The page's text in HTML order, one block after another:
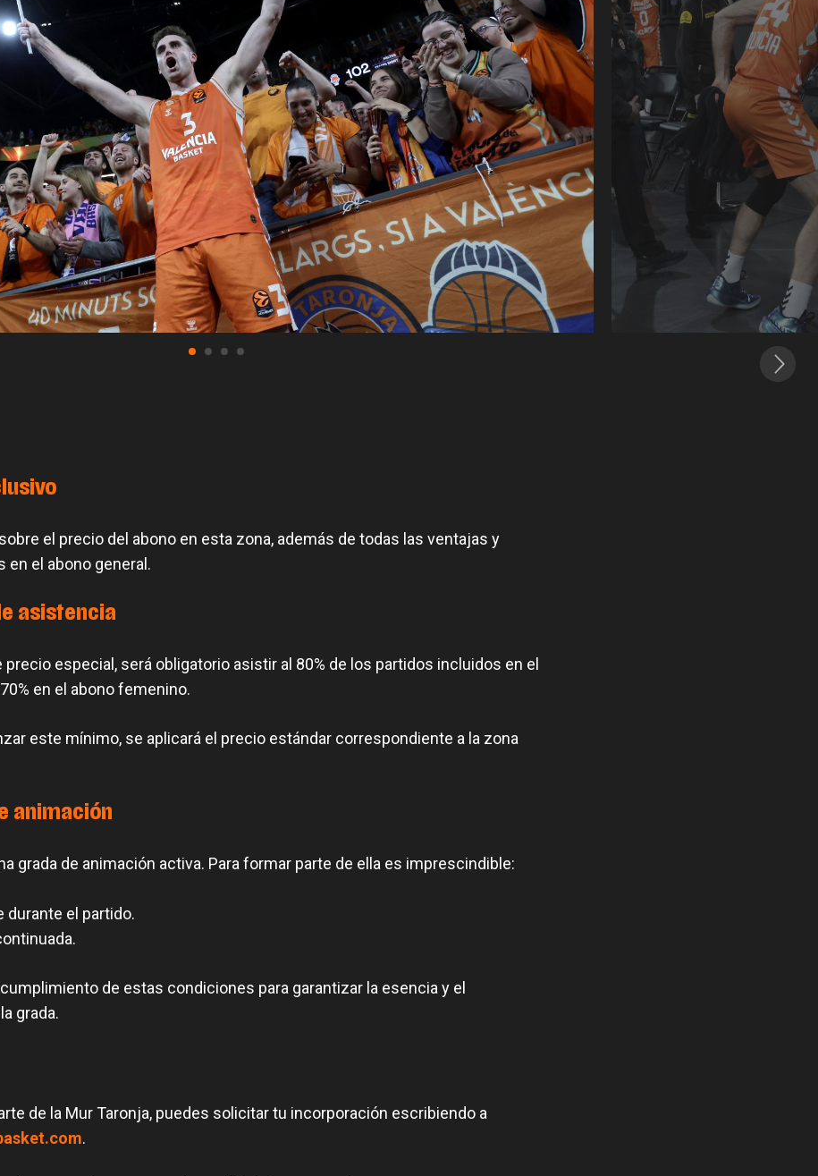
el precio del abono en esta zona, además de todas las ventajas y
el abono general.
asistencia
precio especial, será obligatorio asistir al 80% de los partidos incluidos en el
en el abono femenino.
este mínimo, se aplicará el precio estándar correspondiente a la zona
animación
grada de animación activa. Para formar parte de ella es imprescindible:
durante el partido.
de estas condiciones para garantizar la esencia y el
grada.
de la Mur Taronja, puedes solicitar tu incorporación escribiendo a
.